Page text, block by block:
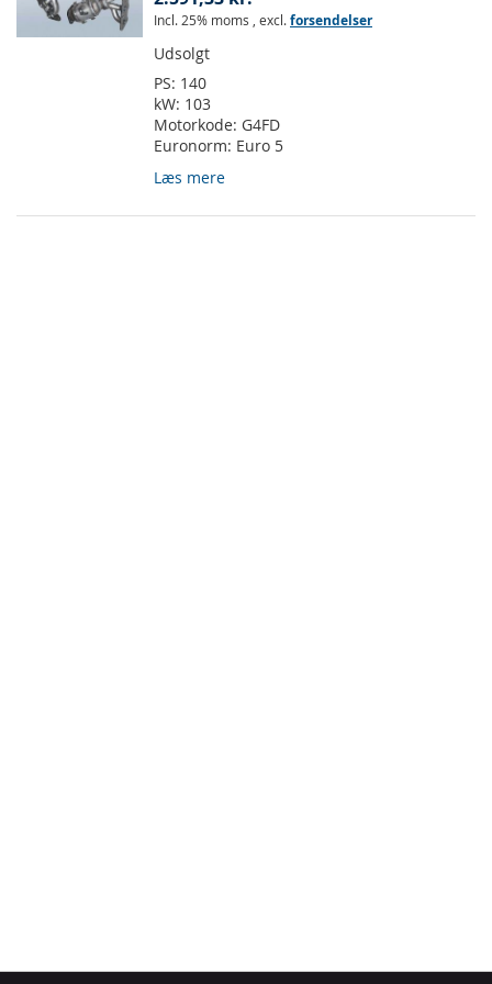
Incl. 25% moms , excl.forsendelser
Udsolgt
PS: 140
kW: 103
Motorkode: G4FD
Euronorm: Euro 5
Læs mere